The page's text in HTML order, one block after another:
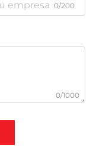
0/200
0/1000